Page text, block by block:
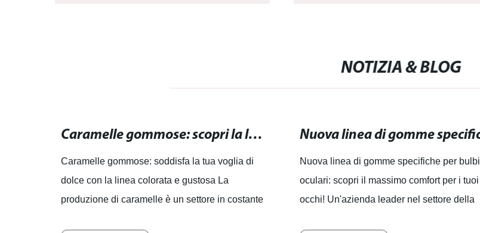
NOTIZIA & BLOG
Caramelle gommose: scopri la linea colorata e gustosa per soddisfare la tua voglia di dolce
Caramelle gommose: soddisfa la tua voglia di
dolce con la linea colorata e gustosa La
produzione di caramelle è un settore in costante
Nuova linea di gomme specifiche per bulbi
oculari: scopri il massimo comfort per i tuoi
occhi! Un'azienda leader nel settore della